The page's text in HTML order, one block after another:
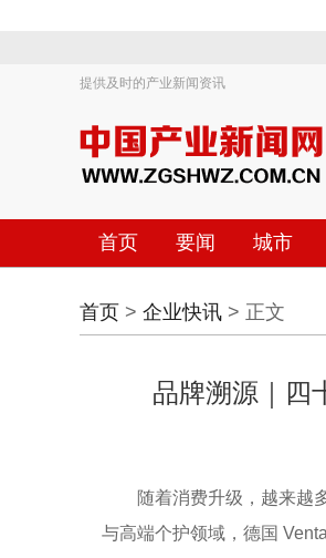
提供及时的产业新闻资讯
首页 要闻 城市
首页 > 企业快讯 > 正文
品牌溯源｜四
随着消费升级，越来越多
与高端个护领域，德国